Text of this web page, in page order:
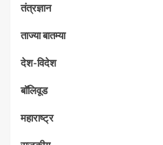
तंत्रज्ञान
ताज्या बातम्या
देश-विदेश
बॉलिवूड
महाराष्ट्र